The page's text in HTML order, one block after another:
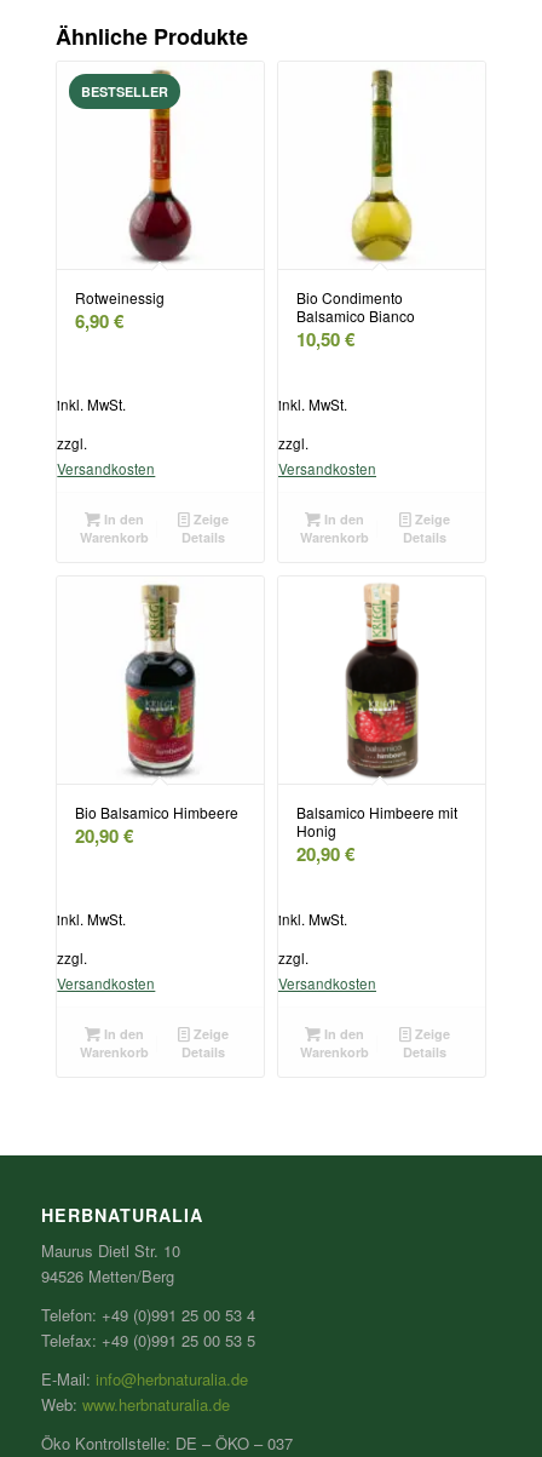
Ähnliche Produkte
Rotweinessig
6,90€
inkl. MwSt.
zzgl.
Versandkosten
In den
Warenkorb
Zeige
Details
Bio Condimento
Balsamico Bianco
10,50€
inkl. MwSt.
zzgl.
Versandkosten
In den
Warenkorb
Zeige
Details
Bio Balsamico Himbeere
20,90€
inkl. MwSt.
zzgl.
Versandkosten
In den
Warenkorb
Zeige
Details
Balsamico Himbeere mit
Honig
20,90€
inkl. MwSt.
zzgl.
Versandkosten
In den
Warenkorb
Zeige
Details
HERBNATURALIA
Maurus Dietl Str. 10
94526 Metten/Berg
Telefon: +49 (0)991 25 00 53 4
Telefax: +49 (0)991 25 00 53 5
E-Mail: info@herbnaturalia.de
Web: www.herbnaturalia.de
Öko Kontrollstelle: DE – ÖKO – 037